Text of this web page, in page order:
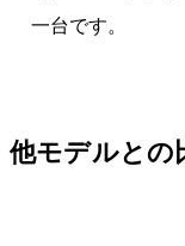
一台です。
他モデルとの